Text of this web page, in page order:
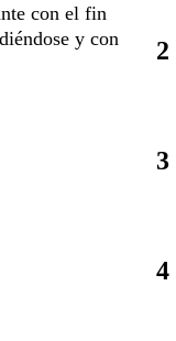
con el fin
y con